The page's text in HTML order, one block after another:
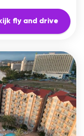
fly and drive